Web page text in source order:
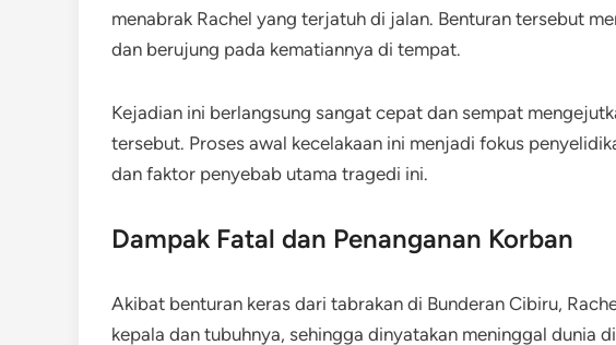
menabrak Rachel yang terjatuh di jalan. Benturan tersebut
dan berujung pada kematiannya di tempat.
Kejadian ini berlangsung sangat cepat dan sempat
tersebut. Proses awal kecelakaan ini menjadi fokus
dan faktor penyebab utama tragedi ini.
Dampak Fatal dan Penanganan Korban
Akibat benturan keras dari tabrakan di Bunderan Cibiru,
kepala dan tubuhnya, sehingga dinyatakan meninggal dunia